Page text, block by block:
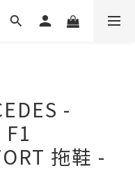
-
拖鞋 -